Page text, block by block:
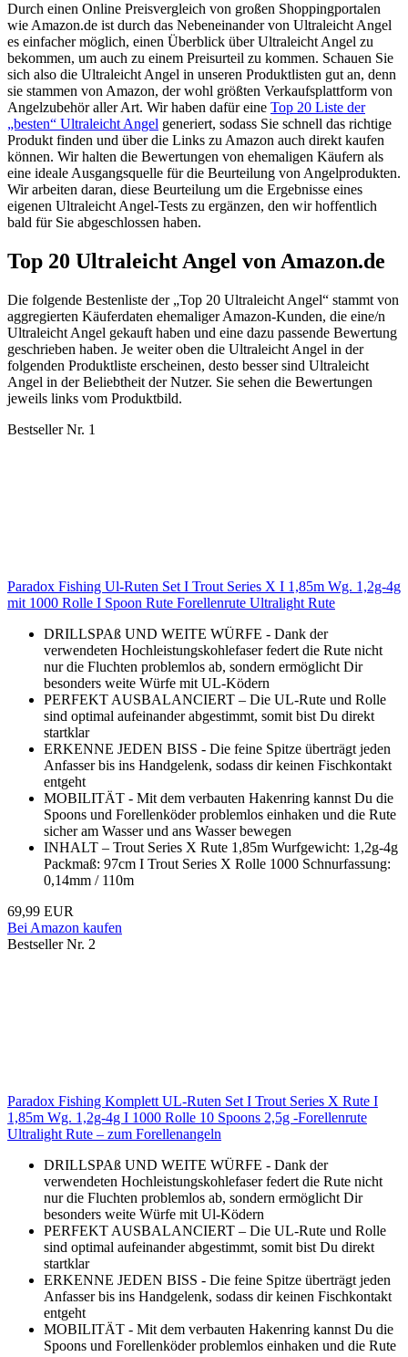
Durch einen Online Preisvergleich von großen Shoppingportalen
wie Amazon.de ist durch das Nebeneinander von Ultraleicht Angel
es einfacher möglich, einen Überblick über Ultraleicht Angel zu
bekommen, um auch zu einem Preisurteil zu kommen. Schauen Sie
sich also die Ultraleicht Angel in unseren Produktlisten gut an, denn
sie stammen von Amazon, der wohl größten Verkaufsplattform von
Angelzubehör aller Art. Wir haben dafür eine Top 20 Liste der
„besten“ Ultraleicht Angel generiert, sodass Sie schnell das richtige
Produkt finden und über die Links zu Amazon auch direkt kaufen
können. Wir halten die Bewertungen von ehemaligen Käufern als
eine ideale Ausgangsquelle für die Beurteilung von Angelprodukten.
Wir arbeiten daran, diese Beurteilung um die Ergebnisse eines
eigenen Ultraleicht Angel-Tests zu ergänzen, den wir hoffentlich
bald für Sie abgeschlossen haben.
Top 20 Ultraleicht Angel von Amazon.de
Die folgende Bestenliste der „Top 20 Ultraleicht Angel“ stammt von
aggregierten Käuferdaten ehemaliger Amazon-Kunden, die eine/n
Ultraleicht Angel gekauft haben und eine dazu passende Bewertung
geschrieben haben. Je weiter oben die Ultraleicht Angel in der
folgenden Produktliste erscheinen, desto besser sind Ultraleicht
Angel in der Beliebtheit der Nutzer. Sie sehen die Bewertungen
jeweils links vom Produktbild.
Bestseller Nr. 1
Paradox Fishing Ul-Ruten Set I Trout Series X I 1,85m Wg. 1,2g-4g
mit 1000 Rolle I Spoon Rute Forellenrute Ultralight Rute
DRILLSPAß UND WEITE WÜRFE - Dank der
verwendeten Hochleistungskohlefaser federt die Rute nicht
nur die Fluchten problemlos ab, sondern ermöglicht Dir
besonders weite Würfe mit UL-Ködern
PERFEKT AUSBALANCIERT – Die UL-Rute und Rolle
sind optimal aufeinander abgestimmt, somit bist Du direkt
startklar
ERKENNE JEDEN BISS - Die feine Spitze überträgt jeden
Anfasser bis ins Handgelenk, sodass dir keinen Fischkontakt
entgeht
MOBILITÄT - Mit dem verbauten Hakenring kannst Du die
Spoons und Forellenköder problemlos einhaken und die Rute
sicher am Wasser und ans Wasser bewegen
INHALT – Trout Series X Rute 1,85m Wurfgewicht: 1,2g-4g
Packmaß: 97cm I Trout Series X Rolle 1000 Schnurfassung:
0,14mm / 110m
69,99 EUR
Bei Amazon kaufen
Bestseller Nr. 2
Paradox Fishing Komplett UL-Ruten Set I Trout Series X Rute I
1,85m Wg. 1,2g-4g I 1000 Rolle 10 Spoons 2,5g -Forellenrute
Ultralight Rute – zum Forellenangeln
DRILLSPAß UND WEITE WÜRFE - Dank der
verwendeten Hochleistungskohlefaser federt die Rute nicht
nur die Fluchten problemlos ab, sondern ermöglicht Dir
besonders weite Würfe mit Ul-Ködern
PERFEKT AUSBALANCIERT – Die UL-Rute und Rolle
sind optimal aufeinander abgestimmt, somit bist Du direkt
startklar
ERKENNE JEDEN BISS - Die feine Spitze überträgt jeden
Anfasser bis ins Handgelenk, sodass dir keinen Fischkontakt
entgeht
MOBILITÄT - Mit dem verbauten Hakenring kannst Du die
Spoons und Forellenköder problemlos einhaken und die Rute